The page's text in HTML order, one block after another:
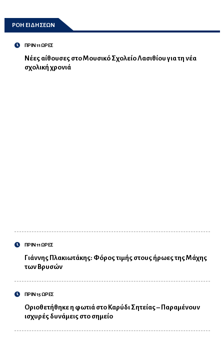
ΡΟΗ ΕΙΔΗΣΕΩΝ
ΠΡΙΝ 11 ΩΡΕΣ
Νέες αίθουσες στο Μουσικό Σχολείο Λασιθίου για τη νέα
σχολική χρονιά
ΠΡΙΝ 11 ΩΡΕΣ
Γιάννης Πλακιωτάκης: Φόρος τιμής στους ήρωες της Μάχης
των Βρυσών
ΠΡΙΝ 15 ΩΡΕΣ
Οριοθετήθηκε η φωτιά στο Καρύδι Σητείας – Παραμένουν
ισχυρές δυνάμεις στο σημείο